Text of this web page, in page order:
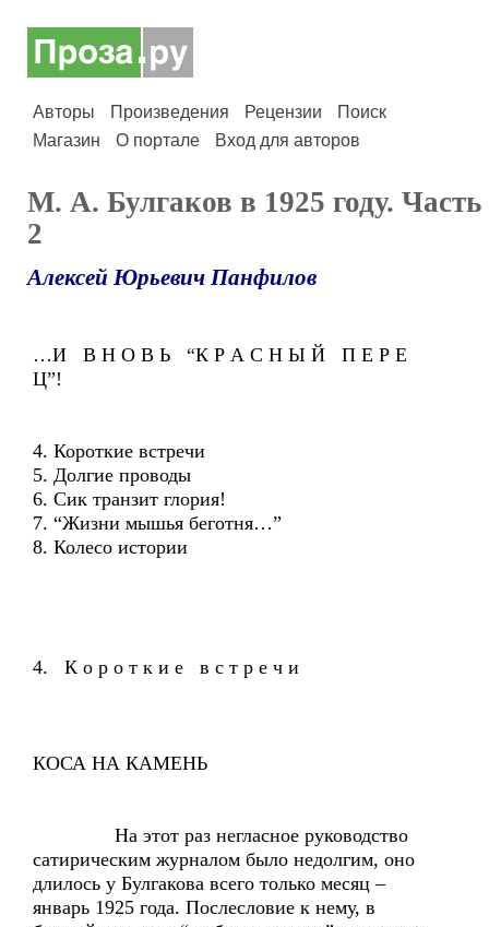
Авторы Произведения Рецензии
Поиск
Магазин
О портале Вход для авторов
М. А. Булгаков в 1925 году. Часть
2
Алексей Юрьевич Панфилов
…И В Н О В Ь “К Р А С Н Ы Й П Е Р Е
Ц”!
4. Короткие встречи
5. Долгие проводы
6. Сик транзит глория!
7. “Жизни мышья беготня…”
8. Колесо истории
4. К о р о т к и е в с т р е ч и
КОСА НА КАМЕНЬ
На этот раз негласное руководство
сатирическим журналом было недолгим, оно
длилось у Булгакова всего только месяц –
январь 1925 года. Послесловие к нему, в